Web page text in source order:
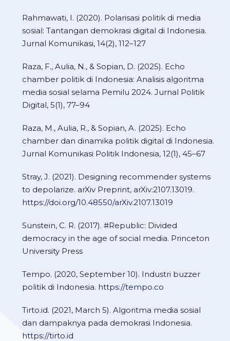
Rahmawati, I. (2020). Polarisasi politik di media
sosial: Tantangan demokrasi digital di Indonesia.
Jurnal Komunikasi, 14(2), 112–127
Raza, F., Aulia, N., & Sopian, D. (2025). Echo
chamber politik di Indonesia: Analisis algoritma
media sosial selama Pemilu 2024. Jurnal Politik
Digital, 5(1), 77–94
Raza, M., Aulia, R., & Sopian, A. (2025). Echo
chamber dan dinamika politik digital di Indonesia.
Jurnal Komunikasi Politik Indonesia, 12(1), 45–67
Stray, J. (2021). Designing recommender systems
to depolarize. arXiv Preprint, arXiv:2107.13019.
https://doi.org/10.48550/arXiv.2107.13019
Sunstein, C. R. (2017). #Republic: Divided
democracy in the age of social media. Princeton
University Press
Tempo. (2020, September 10). Industri buzzer
politik di Indonesia. https://tempo.co
Tirto.id. (2021, March 5). Algoritma media sosial
dan dampaknya pada demokrasi Indonesia.
https://tirto.id